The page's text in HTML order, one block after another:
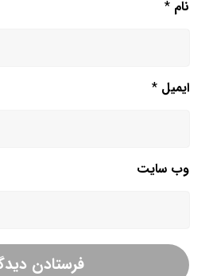
نام *
ایمیل *
وب‌ سایت